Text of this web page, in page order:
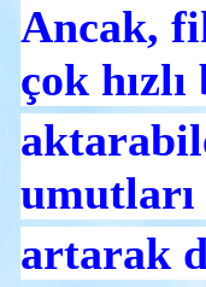
Ancak,
çok
artarak